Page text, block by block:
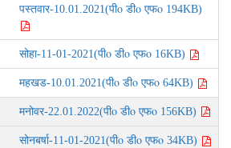
पस्तवार-10.01.2021(पीo डीo एफo 194KB)
सोहा-11-01-2021(पीo डीo एफo 16KB)
महखड-10.01.2021(पीo डीo एफo 64KB)
मनोवर-22.01.2022(पीo डीo एफo 156KB)
सोनबर्षा-11-01-2021(पीo डीo एफo 34KB)